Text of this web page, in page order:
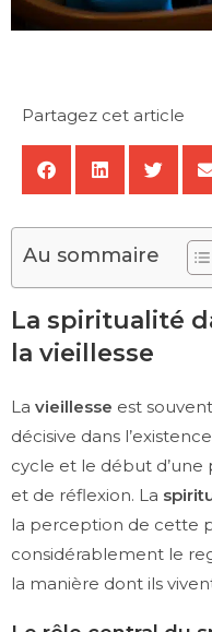
Partagez cet article
Au sommaire
La spiritualité
la vieillesse
La vieillesse est
décisive dans
cycle et le début
et de réflexion. La
la perception de cette
considérablement le
la manière dont ils